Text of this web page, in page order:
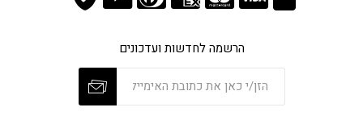
הרשמה לחדשות ועדכונים